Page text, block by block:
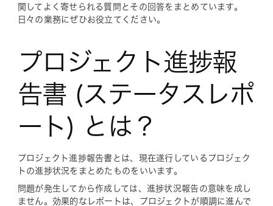
関してよく寄せられる質問とその回答をまとめています。
日々の業務にぜひお役立てください。
プロジェクト進捗報
告書 (ステータスレポ
ート) とは？
プロジェクト進捗報告書とは、現在遂行しているプロジェク
トの進捗状況をまとめたものをいいます。
問題が発生してから作成しては、進捗状況報告の意味を成し
ません。効果的なレポートは、プロジェクトが順調に進んで